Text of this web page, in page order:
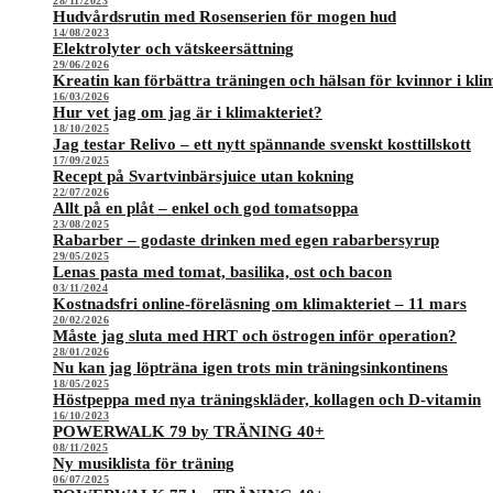
Hudvårdsrutin med Rosenserien för mogen hud
14/08/2023
Elektrolyter och vätskeersättning
29/06/2026
Kreatin kan förbättra träningen och hälsan för kvinnor i
16/03/2026
Hur vet jag om jag är i klimakteriet?
18/10/2025
Jag testar Relivo – ett nytt spännande svenskt kosttillskott
17/09/2025
Recept på Svartvinbärsjuice utan kokning
22/07/2026
Allt på en plåt – enkel och god tomatsoppa
23/08/2025
Rabarber – godaste drinken med egen rabarbersyrup
29/05/2025
Lenas pasta med tomat, basilika, ost och bacon
03/11/2024
Kostnadsfri online-föreläsning om klimakteriet – 11 mars
20/02/2026
Måste jag sluta med HRT och östrogen inför operation?
28/01/2026
Nu kan jag löpträna igen trots min träningsinkontinens
18/05/2025
Höstpeppa med nya träningskläder, kollagen och D-vitamin
16/10/2023
POWERWALK 79 by TRÄNING 40+
08/11/2025
Ny musiklista för träning
06/07/2025